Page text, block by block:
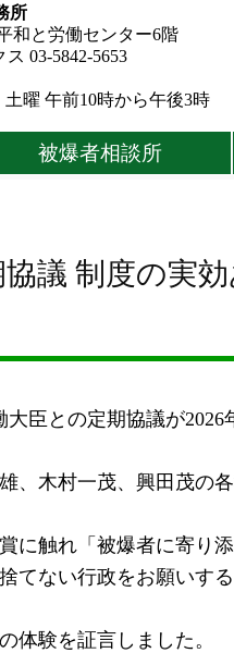
所
和と労働センター6階
03-5842-5653
曜 午前10時から午後3時
被爆者相談所
議 制度の実
臣との定期協議が2026
、木村一茂、興田茂の
に触れ「被爆者に寄り
てない行政をお願いす
験を証言しました。